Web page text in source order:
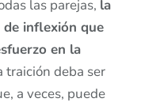
las parejas, la
inflexión que
en la
traición deba ser
a veces, puede